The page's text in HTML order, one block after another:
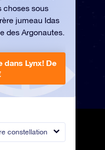
constellation
choses sous
jumeau Idas
des Argonautes.
dans Lynx! De